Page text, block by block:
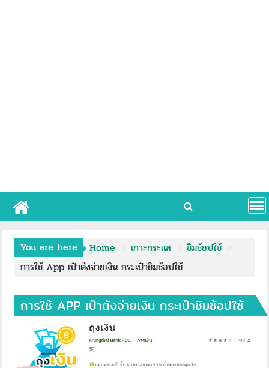
You are here Home เกาะกระแส
ชิมช้อปใช้
การใช้ App เป๋าตังจ่ายเงิน กระเป๋าชิมช้อปใช้
การใช้ APP เป๋าตังจ่ายเงิน กระเป๋าชิมช้อปใช้